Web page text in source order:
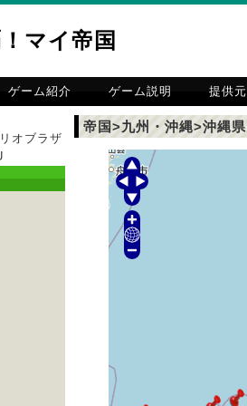
マイ帝国
ゲーム紹介 ゲーム説明 提供元
オブラザ
帝国>九州・沖縄>沖縄県